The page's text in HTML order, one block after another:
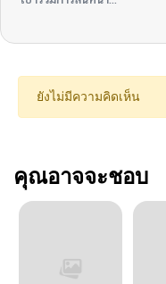
ยังไม่มีความคิดเห็น
คุณอาจจะชอบ